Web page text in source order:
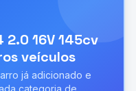
2.0 16V 145cv
veículos
já adicionado e
categoria de